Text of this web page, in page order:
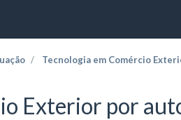
Tecnologia em Comércio
Exterior por